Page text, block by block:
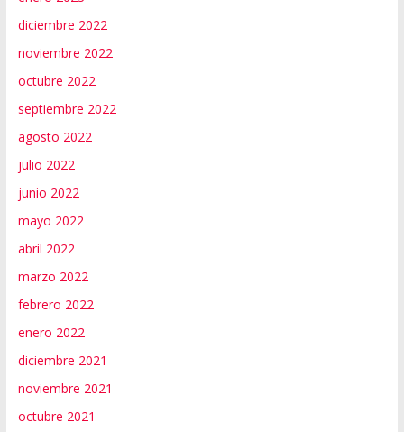
diciembre 2022
noviembre 2022
octubre 2022
septiembre 2022
agosto 2022
julio 2022
junio 2022
mayo 2022
abril 2022
marzo 2022
febrero 2022
enero 2022
diciembre 2021
noviembre 2021
octubre 2021